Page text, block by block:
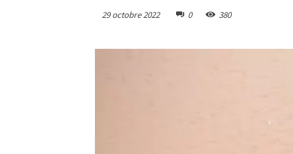
29 octobre 2022 0 380